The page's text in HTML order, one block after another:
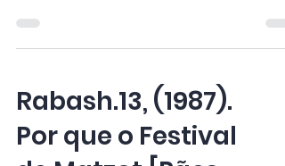
Rabash.13, (1987).
Por que o Festival